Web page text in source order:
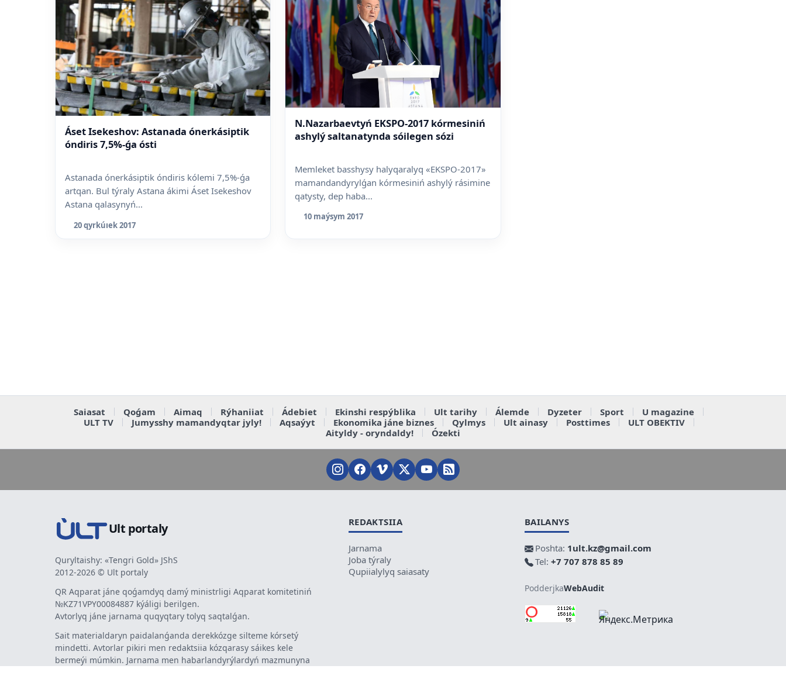
Áset Isekeshov: Astanada ónerkásiptik
óndiris 7,5%-ǵa ósti
Astanada ónerkásiptik óndiris kólemi 7,5%-ǵa
artqan. Bul týraly Astana ákimi Áset Isekeshov
Astana qalasynyń...
20 qyrkúıek 2017
N.Nazarbaevtyń EKSPO-2017 kórmesiniń
ashylý saltanatynda sóilegen sózi
Memleket basshysy halyqaralyq «EKSPO-2017»
mamandandyrylǵan kórmesiniń ashylý rásimine
qatysty, dep haba...
10 maýsym 2017
Saiasat Qoǵam Aimaq Rýhaniiat Ádebiet Ekinshi respýblika Ult tarihy Álemde Dyzeter Sport
U magazine
ULT TV
Jumysshy mamandyqtar jyly! Aqsaýyt Ekonomika jáne biznes Qylmys Ult ainasy Posttimes
ULT OBEKTIV
Aityldy - oryndaldy!
Ózekti
Ult portaly
Quryltaishy: «Tengri Gold» JShS
2012-2026 © Ult portaly
QR Aqparat jáne qoǵamdyq damý ministrligi Aqparat komitetiniń
№KZ71VPY00084887 kýáligi berilgen.
Avtorlyq jáne jarnama quqyqtary tolyq saqtalǵan.
Sait materialdaryn paidalanǵanda derekkózge silteme kórsetý
mindetti. Avtorlar pikiri men redaktsiia kózqarasy sáikes kele
bermeýi múmkin. Jarnama men habarlandyrýlardyń mazmunyna
REDAKTSIIA
Jarnama
Joba týraly
Qupiialylyq saiasaty
BAILANYS
Poshta: 1ult.kz@gmail.com
Tel: +7 707 878 85 89
PodderjkaWebAudit